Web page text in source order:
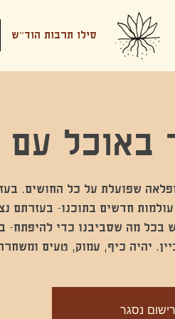
סילו תרבות הוד"ש
באוכל
שפועלת על כל החושים.
חדשים בתוכנו- בעזרתם
בכל מה שסביבנו כדי להיפתח-
יהיה כיף, עמוק, טעים
נסגר